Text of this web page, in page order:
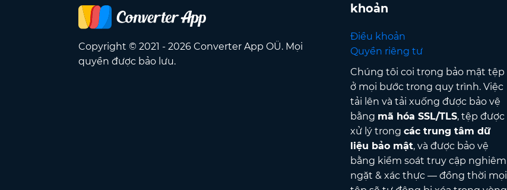
Copyright © 2021 - 2026 Converter App OÜ. Mọi
quyền được bảo lưu.
khoản
Điều khoản
Quyền riêng tư
Chúng tôi coi trọng bảo mật tệp
ở mọi bước trong quy trình. Việc
tải lên và tải xuống được bảo vệ
bằng mã hóa SSL/TLS, tệp được
xử lý trong các trung tâm dữ
liệu bảo mật, và được bảo vệ
bằng kiểm soát truy cập nghiêm
ngặt & xác thực — đồng thời mọi